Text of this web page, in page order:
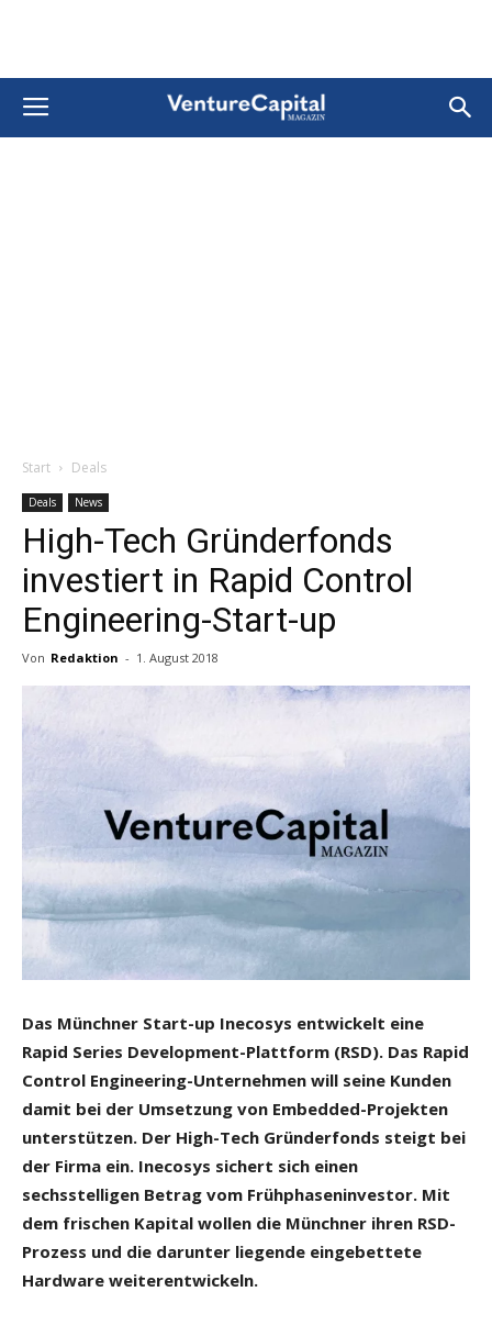
Start Deals
Deals News
High-Tech Gründerfonds
investiert in Rapid Control
Engineering-Start-up
Von Redaktion - 1. August 2018
Das Münchner Start-up Inecosys entwickelt eine
Rapid Series Development-Plattform (RSD). Das Rapid
Control Engineering-Unternehmen will seine Kunden
damit bei der Umsetzung von Embedded-Projekten
unterstützen. Der High-Tech Gründerfonds steigt bei
der Firma ein. Inecosys sichert sich einen
sechsstelligen Betrag vom Frühphaseninvestor. Mit
dem frischen Kapital wollen die Münchner ihren RSD-
Prozess und die darunter liegende eingebettete
Hardware weiterentwickeln.